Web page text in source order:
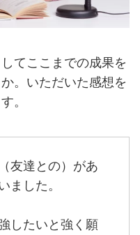
てここまでの成果を
。いただいた感想を
。
友達との）があ
ました。
したいと強く願